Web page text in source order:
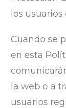
los
Cuando se
en esta
la web o a
usuarios